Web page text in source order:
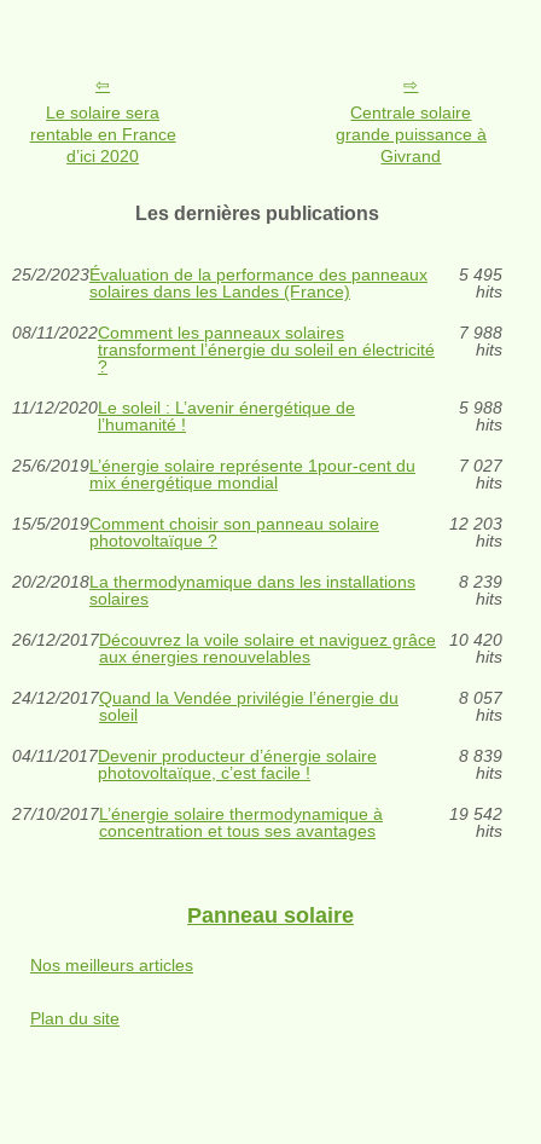
Le solaire sera
rentable en France
d’ici 2020
Centrale solaire
grande puissance à
Givrand
Les dernières publications
25/2/2023Évaluation de la performance des panneaux
solaires dans les Landes (France)
5 495
hits
08/11/2022Comment les panneaux solaires
transforment l’énergie du soleil en électricité
?
7 988
hits
11/12/2020Le soleil : L’avenir énergétique de
l’humanité !
5 988
hits
25/6/2019L’énergie solaire représente 1pour-cent du
mix énergétique mondial
7 027
hits
15/5/2019Comment choisir son panneau solaire
photovoltaïque ?
12 203
hits
20/2/2018La thermodynamique dans les installations
solaires
8 239
hits
26/12/2017Découvrez la voile solaire et naviguez grâce
aux énergies renouvelables
10 420
hits
24/12/2017Quand la Vendée privilégie l’énergie du
soleil
8 057
hits
04/11/2017Devenir producteur d’énergie solaire
photovoltaïque, c’est facile !
8 839
hits
27/10/2017L’énergie solaire thermodynamique à
concentration et tous ses avantages
19 542
hits
Panneau solaire
Nos meilleurs articles
Plan du site